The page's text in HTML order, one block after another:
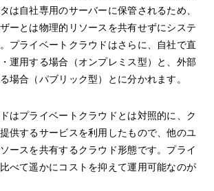
は自社専用のサーバーに保管されるため、
ーとは物理的リソースを共有せずにシステ
プライベートクラウドはさらに、自社で直
運用する場合（オンプレミス型）と、外部
場合（パブリック型）とに分かれます。
はプライベートクラウドとは対照的に、ク
供するサービスを利用したもので、他のユ
ースを共有するクラウド形態です。プライ
べて遥かにコストを抑えて運用可能なのが